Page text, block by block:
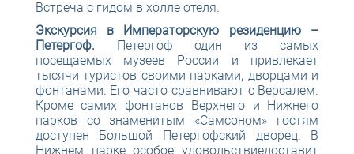
Встреча с гидом в холле отеля.
Экскурсия в Императорскую резиденцию –
Петергоф. Петергоф один из самых
посещаемых музеев России и привлекает
тысячи туристов своими парками, дворцами и
фонтанами. Его часто сравнивают с Версалем.
Кроме самих фонтанов Верхнего и Нижнего
парков со знаменитым «Самсоном» гостям
доступен Большой Петергофский дворец. В
Нижнем парке особое удовольствиедоставит